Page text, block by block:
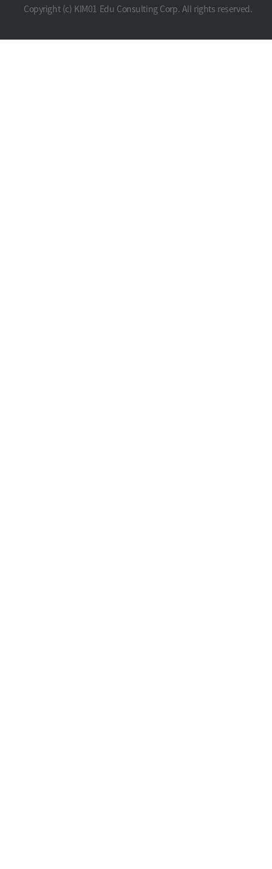
Copyright (c) KIM01 Edu Consulting Corp. All rights reserved.